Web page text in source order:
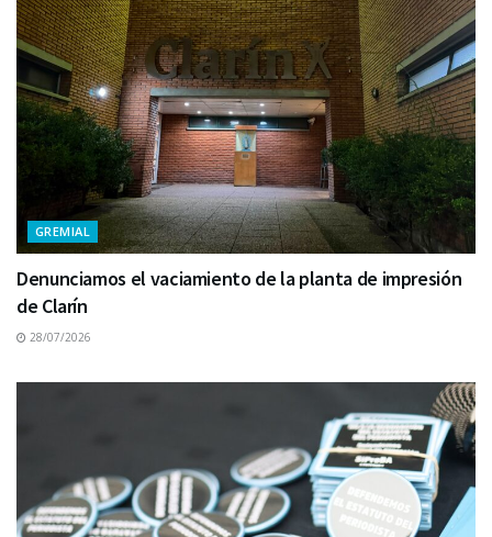
GREMIAL
Denunciamos el vaciamiento de la planta de impresión
de Clarín
28/07/2026